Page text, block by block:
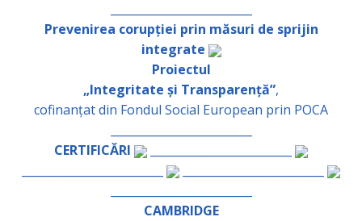
Prevenirea corupției prin măsuri de sprijin
integrate
Proiectul
„Integritate și Transparență”,
cofinanțat din Fondul Social European prin POCA
CERTIFICĂRI
CAMBRIDGE